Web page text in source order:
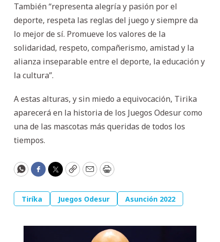
También “representa alegría y pasión por el
deporte, respeta las reglas del juego y siempre da
lo mejor de sí. Promueve los valores de la
solidaridad, respeto, compañerismo, amistad y la
alianza inseparable entre el deporte, la educación y
la cultura”.
A estas alturas, y sin miedo a equivocación, Tirika
aparecerá en la historia de los Juegos Odesur como
una de las mascotas más queridas de todos los
tiempos.
WhatsApp
Facebook
Twitter
CopyEmailPrint
Tiríka Juegos Odesur Asunción 2022